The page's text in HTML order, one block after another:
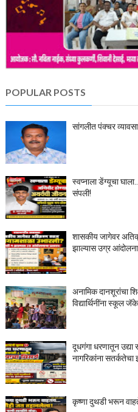
POPULAR POSTS
सांगलीत पंक्चर
स्वप्नाला डेंग्यूचा
संपली!
शासकीय जागेवर
झाल्यास उग्र
अनामिक दानशूरांचा
विद्यार्थिनींना स्कूल
दूधगंगा धरणातून उद्या
नागरिकांना सतर्कतेचा
कृष्णा दुथडी भरून